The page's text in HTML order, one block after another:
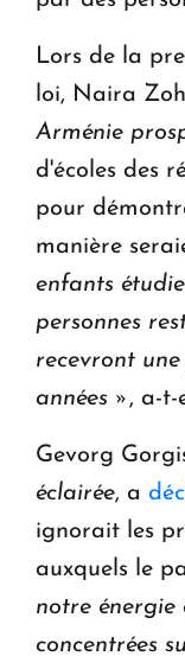
Lors de la
loi, Naira
Arménie
d'écoles des
pour
manière
enfants
personnes
recevront
années » , a-t-
Gevorg
éclairée, a
ignorait les
auxquels le
notre énergie
concentrées